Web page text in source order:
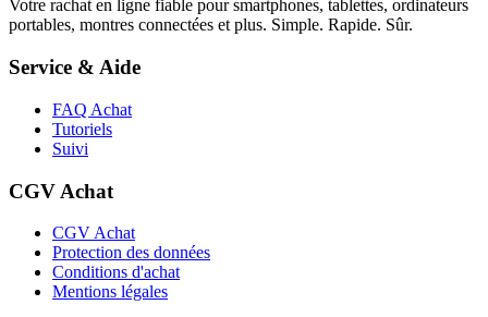
Votre rachat en ligne fiable pour smartphones, tablettes, ordinateurs
portables, montres connectées et plus. Simple. Rapide. Sûr.
Service & Aide
FAQ Achat
Tutoriels
Suivi
CGV Achat
CGV Achat
Protection des données
Conditions d'achat
Mentions légales